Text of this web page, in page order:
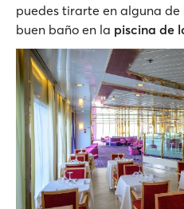
puedes tirarte en alguna
buen baño en la piscina de